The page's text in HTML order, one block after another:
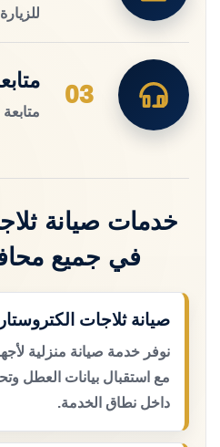
للزيارة
03
خدمات صيانة
في جميع
صيانة ثلاجات
نوفر خدمة صيانة منزلية
مع استقبال بيانات العطل
داخل نطاق الخدمة.